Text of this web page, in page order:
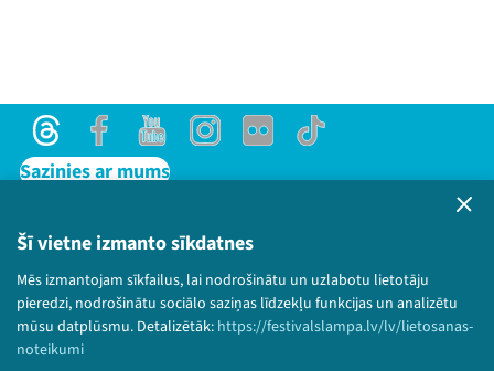
Šī vietne izmanto sīkdatnes
Mēs izmantojam sīkfailus, lai nodrošinātu un uzlabotu lietotāju
pieredzi, nodrošinātu sociālo saziņas līdzekļu funkcijas un analizētu
mūsu datplūsmu. Detalizētāk: https://festivalslampa.lv/lv/lietosanas-
noteikumi
ThreadsFacebookYoutubeInstagram
Flick TikTok
Sazinies ar mums
Lietošanas noteikumi un sīkdatņu politika
Bērnu aizsardzības politika
© 2026 Sarunu festivāls LAMPA Visas tiesības
paturētas.